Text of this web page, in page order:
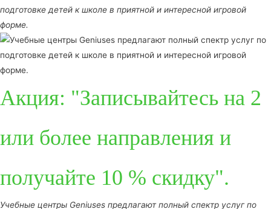
подготовке детей к школе в приятной и интересной игровой
форме.
Акция: "Записывайтесь на 2
или более направления и
получайте 10 % скидку".
Учебные центры Geniuses предлагают полный спектр услуг по